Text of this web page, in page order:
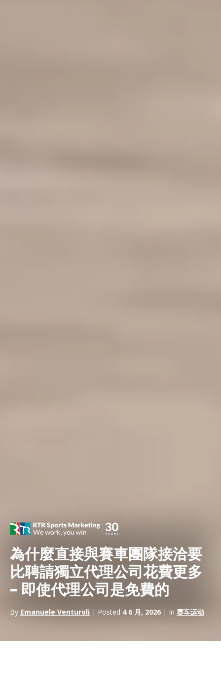
為什麼直接與賽車團隊接洽要
比聘請獨立代理公司花費更多
– 即使代理公司是免費的
By Emanuele Venturoli | Posted 4 6 月, 2026 | In 赛车运动